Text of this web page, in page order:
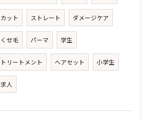
カット ストレート ダメージケア
くせ毛 パーマ 学生
トリートメント ヘアセット 小学生
求人